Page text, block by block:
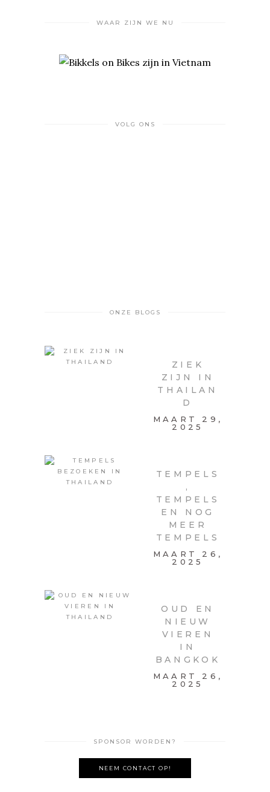
WAAR ZIJN WE NU
VOLG ONS
ONZE BLOGS
ZIEK
ZIJN IN
THAILAN
D
MAART 29,
2025
TEMPELS
,
TEMPELS
EN NOG
MEER
TEMPELS
MAART 26,
2025
OUD EN
NIEUW
VIEREN
IN
BANGKOK
MAART 26,
2025
SPONSOR WORDEN?
NEEM CONTACT OP!